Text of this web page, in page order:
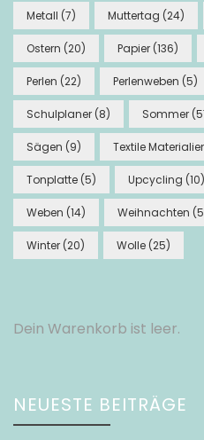
Metall (7) Muttertag (24)
Ostern (20) Papier (136)
Perlen (22) Perlenweben (5)
Schulplaner (8) Sommer
Sägen (9) Textile
Tonplatte (5) Upcycling (10)
Weben (14) Weihnachten
Winter (20) Wolle (25)
Dein Warenkorb ist leer.
NEUESTE BEITRÄGE